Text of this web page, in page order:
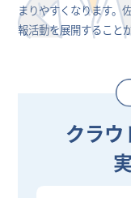
まりやすくなります。
報活動を展開すること
クラウ